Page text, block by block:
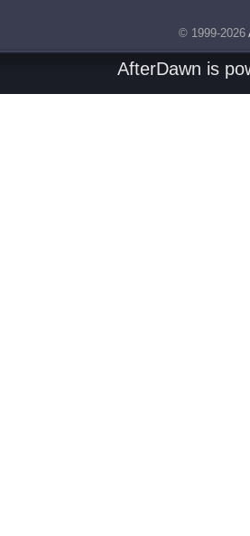
© 1999-2026
AfterDawn is